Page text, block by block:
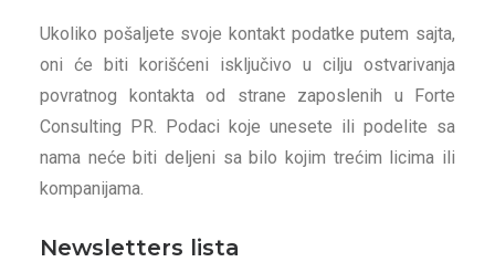
Ukoliko pošaljete svoje kontakt podatke putem sajta,
oni će biti korišćeni isključivo u cilju ostvarivanja
povratnog kontakta od strane zaposlenih u Forte
Consulting PR. Podaci koje unesete ili podelite sa
nama neće biti deljeni sa bilo kojim trećim licima ili
kompanijama.
Newsletters lista